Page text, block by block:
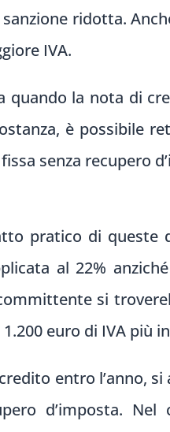
ridotta.
IVA.
la nota di
è possibile
senza recupero
pratico di queste
al 22%
si
euro di IVA più
entro l’anno,
d’imposta.